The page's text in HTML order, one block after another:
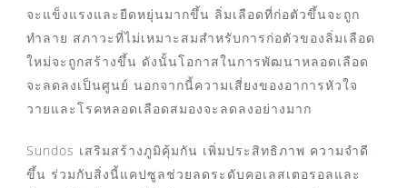
จะแข็งแรงและยืดหยุ่นมากขึ้น ลิ่มเลือดที่ก่อตัวขึ้นจะถูก
ทำลาย สภาวะที่ไม่เหมาะสมสำหรับการก่อตัวของลิ่มเลือด
ใหม่จะถูกสร้างขึ้น ดังนั้นโอกาสในการพัฒนาหลอดเลือด
จะลดลงเป็นศูนย์ นอกจากนี้ความเสี่ยงของอาการหัวใจ
วายและโรคหลอดเลือดสมองจะลดลงอย่างมาก
Sundos เสริมสร้างภูมิคุ้มกัน เพิ่มประสิทธิภาพ ความจำดี
ขึ้น ร่วมกับสิ่งนี้แคปซูลช่วยลดระดับคอเลสเตอรอลและ